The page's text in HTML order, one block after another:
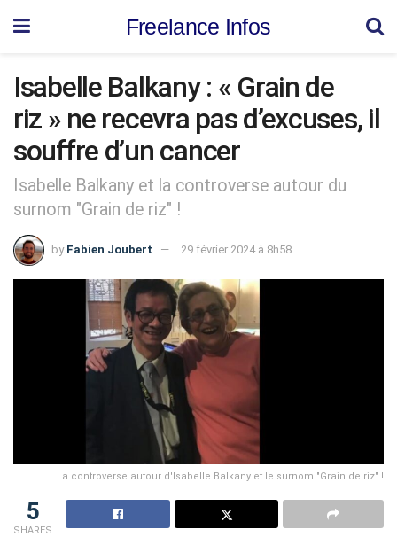
Freelance Infos
Isabelle Balkany : « Grain de
riz » ne recevra pas d’excuses, il
souffre d’un cancer
Isabelle Balkany et la controverse autour du
surnom "Grain de riz" !
by Fabien Joubert 29 février 2024 à 8h58
La controverse autour d'Isabelle Balkany et le surnom "Grain de riz" !
5
SHARES